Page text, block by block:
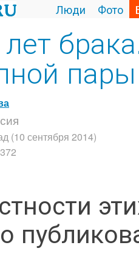
Люди Фото
пары
(10 сентября 2014)